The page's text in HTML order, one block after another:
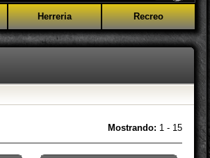
Herreria Recreo
Mostrando: 1 - 15